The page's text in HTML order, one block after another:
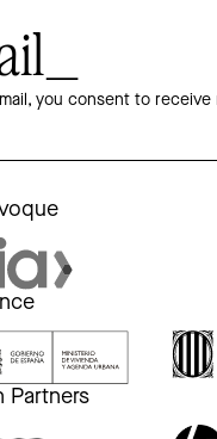
you consent to
Partners